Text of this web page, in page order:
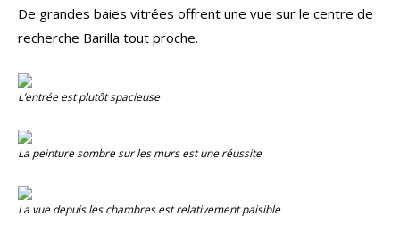
De grandes baies vitrées offrent une vue sur le centre de
recherche Barilla tout proche.
L’entrée est plutôt spacieuse
La peinture sombre sur les murs est une réussite
La vue depuis les chambres est relativement paisible